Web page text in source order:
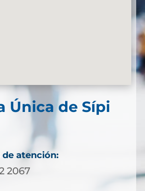
Única de Sípi
de atención:
2067